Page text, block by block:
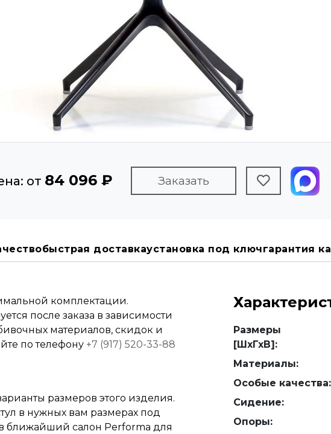
от 84 096 ₽ Заказать
быстрая доставкаустановка под ключгарантия
комплектации.
после заказа в зависимости
материалов, скидок и
по телефону +7 (917) 520-33-88
размеров этого изделия.
в нужных вам размерах под
в ближайший салон Performa для
Размеры
[ШхГхВ]:
Материалы:
Особые качества:
Сидение:
Опоры: